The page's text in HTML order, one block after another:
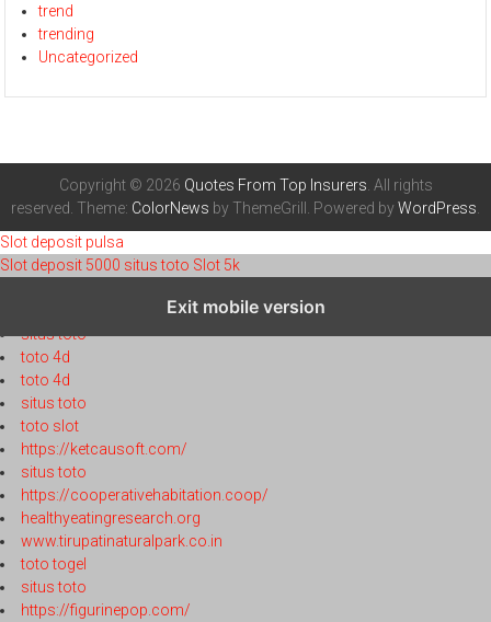
trend
trending
Uncategorized
Copyright © 2026 Quotes From Top Insurers . All rights
reserved. Theme: ColorNews by ThemeGrill. Powered byWordPress
Slot deposit pulsa
Slot deposit 5000 situs toto Slot 5k
Exit mobile version
situs toto
toto 4d
toto 4d
situs toto
toto slot
https://ketcausoft.com/
situs toto
https://cooperativehabitation.coop/
healthyeatingresearch.org
www.tirupatinaturalpark.co.in
toto togel
situs toto
https://figurinepop.com/